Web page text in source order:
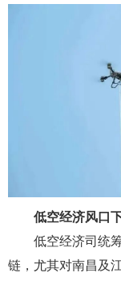
低空经济风口
低空经济司统
链，尤其对南昌及